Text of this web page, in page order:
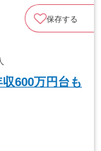
保存する
600万円台も